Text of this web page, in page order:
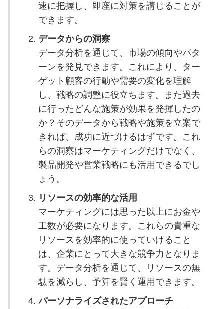
速に把握し、即座に対策を講じることが
できます。
データからの洞察
データ分析を通じて、市場の傾向やパタ
ーンを発見できます。これにより、ター
ゲット顧客の行動や需要の変化を理解
し、戦略の調整に役立ちます。また過去
に行ったどんな施策が効果を発揮したの
か？そのデータから戦略や施策を立案で
きれば、成功に近づけるはずです。これ
らの洞察はマーケティングだけでなく、
製品開発や営業戦略にも活用できるでし
ょう。
リソースの効率的な活用
マーケティングには思った以上にお金や
工数が必要になります。これらの貴重な
リソースを効率的に使っていけること
は、企業にとって大きな競争力となりま
す。データ分析を通じて、リソースの無
駄を減らし、予算を賢く運用できます。
パーソナライズされたアプローチ